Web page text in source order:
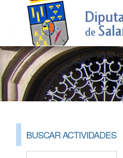
BUSCAR ACTIVIDADES